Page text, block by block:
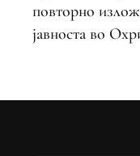
повторно
јавноста во